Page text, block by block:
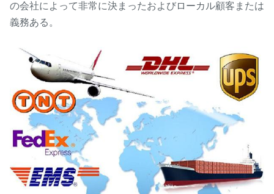
の会社によって非常に決まったおよびローカル顧客または
義務ある。